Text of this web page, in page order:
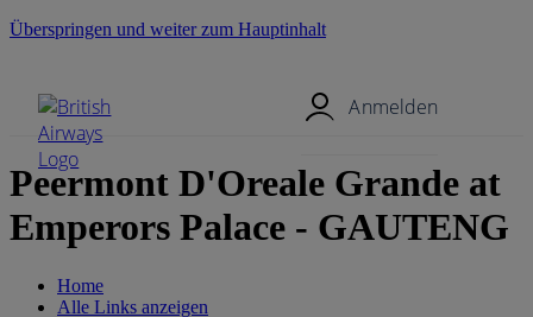
Überspringen und weiter zum Hauptinhalt
Anmelden
Peermont D'Oreale Grande at
Emperors Palace - GAUTENG
Home
Alle Links anzeigen